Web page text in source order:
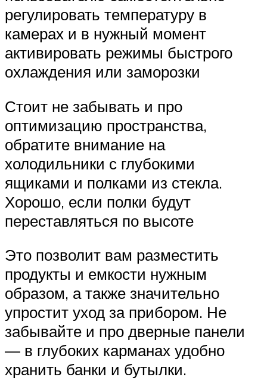
регулировать температуру в
камерах и в нужный момент
активировать режимы быстрого
охлаждения или заморозки
Стоит не забывать и про
оптимизацию пространства,
обратите внимание на
холодильники с глубокими
ящиками и полками из стекла.
Хорошо, если полки будут
переставляться по высоте
Это позволит вам разместить
продукты и емкости нужным
образом, а также значительно
упростит уход за прибором. Не
забывайте и про дверные панели
— в глубоких карманах удобно
хранить банки и бутылки.